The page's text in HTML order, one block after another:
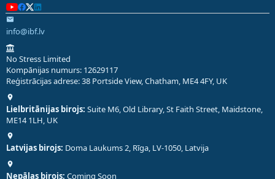
info@ibf.lv
No Stress Limited
Kompānijas numurs: 12629117
Reģistrācijas adrese: 38 Portside View, Chatham, ME4 4FY, UK
Lielbritānijas birojs: Suite M6, Old Library, St Faith Street, Maidstone,
ME14 1LH, UK
Latvijas birojs: Doma Laukums 2, Rīga, LV-1050, Latvija
Nepālas birojs: Coming Soon